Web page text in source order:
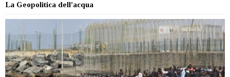
La Geopolitica dell’acqua